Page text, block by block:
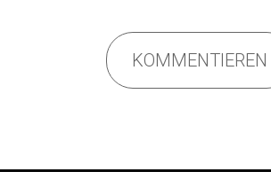
KOMMENTIEREN